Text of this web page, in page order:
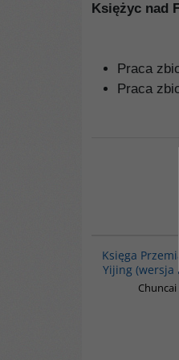
Księżyc nad
Praca
Praca
Księga
Yijing (wersja